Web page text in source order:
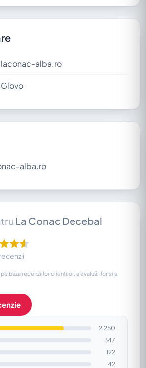
alba.ro
alba.ro
La Conac Decebal
pe baza recenziilor clienților, a evaluărilor și a
2.250
347
122
42